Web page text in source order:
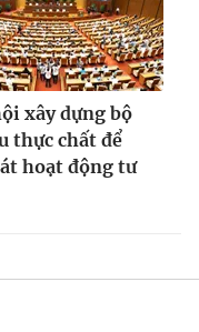
xây dựng bộ
thực chất để
hoạt động tư